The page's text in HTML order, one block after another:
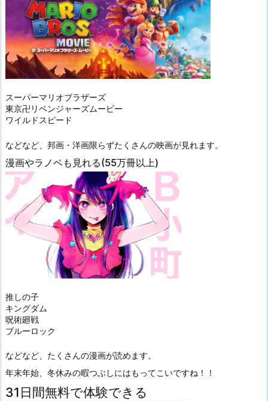
スーパーマリオブラザーズ
東京卍リベンジャーズムービー
ワイルドスピード
などなど、邦画・洋画限らずたくさんの映画が見れます。
漫画やラノベも見れる(55万冊以上)
推しの子
キングダム
呪術廻戦
ブルーロック
などなど、たくさんの漫画が読めます。
年末年始、冬休みの暇つぶしにはもってこいですね！！
31日間無料で体験できる